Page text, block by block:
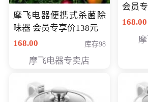
摩飞电器便携式杀菌除
味器 会员专享价138元
168.00
库存98
摩飞电器专卖店
会员
168.00